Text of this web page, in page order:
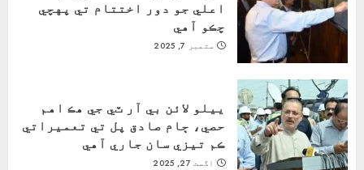
اعلي جو دور اختتام تي پهچي
چڪو آهي
ستمبر 7, 2025
ييلو لائن بي آر ٽي جي هڪ اهم
حصي، ڄام صادق پل تي تعميراتي
ڪم تيزي سان جاري آهي
اگست 27, 2025